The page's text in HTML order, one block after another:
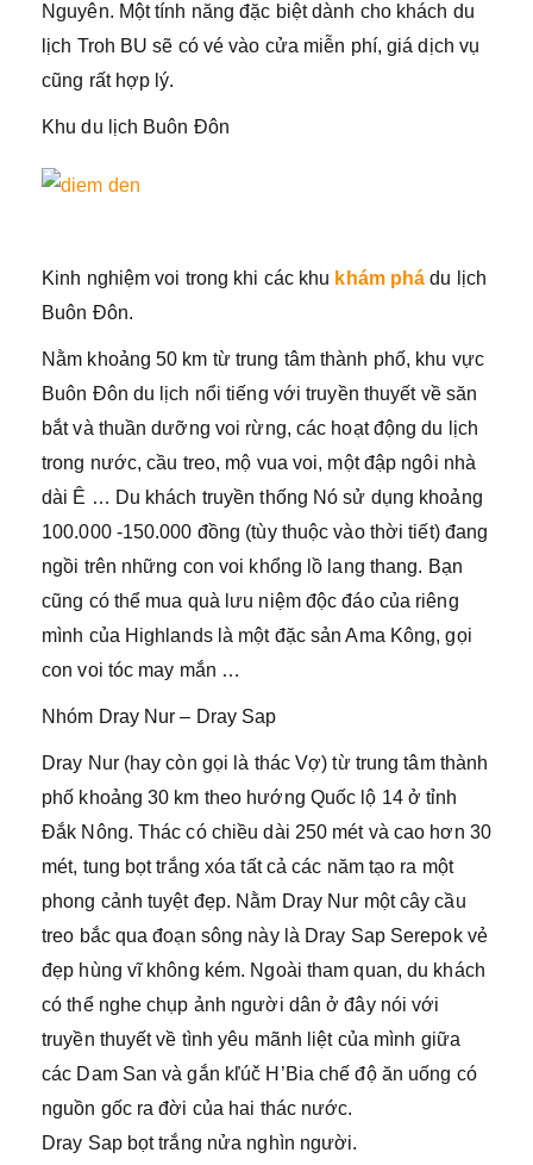
Nguyên. Một tính năng đặc biệt dành cho khách du
lịch Troh BU sẽ có vé vào cửa miễn phí, giá dịch vụ
cũng rất hợp lý.
Khu du lịch Buôn Đôn
Kinh nghiệm voi trong khi các khu khám phá du lịch
Buôn Đôn.
Nằm khoảng 50 km từ trung tâm thành phố, khu vực
Buôn Đôn du lịch nổi tiếng với truyền thuyết về săn
bắt và thuần dưỡng voi rừng, các hoạt động du lịch
trong nước, cầu treo, mộ vua voi, một đập ngôi nhà
dài Ê … Du khách truyền thống Nó sử dụng khoảng
100.000 -150.000 đồng (tùy thuộc vào thời tiết) đang
ngồi trên những con voi khổng lồ lang thang. Bạn
cũng có thể mua quà lưu niệm độc đáo của riêng
mình của Highlands là một đặc sản Ama Kông, gọi
con voi tóc may mắn …
Nhóm Dray Nur – Dray Sap
Dray Nur (hay còn gọi là thác Vợ) từ trung tâm thành
phố khoảng 30 km theo hướng Quốc lộ 14 ở tỉnh
Đắk Nông. Thác có chiều dài 250 mét và cao hơn 30
mét, tung bọt trắng xóa tất cả các năm tạo ra một
phong cảnh tuyệt đẹp. Nằm Dray Nur một cây cầu
treo bắc qua đoạn sông này là Dray Sap Serepok vẻ
đẹp hùng vĩ không kém. Ngoài tham quan, du khách
có thể nghe chụp ảnh người dân ở đây nói với
truyền thuyết về tình yêu mãnh liệt của mình giữa
các Dam San và gắn kľúč H’Bia chế độ ăn uống có
nguồn gốc ra đời của hai thác nước.
Dray Sap bọt trắng nửa nghìn người.